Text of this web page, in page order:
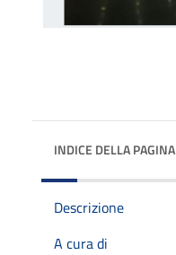
INDICE DELLA PAGINA
Descrizione
A cura di